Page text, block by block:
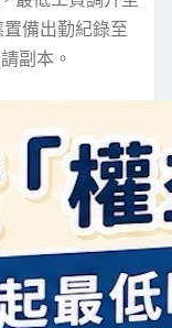
備出勤紀錄至
副本。